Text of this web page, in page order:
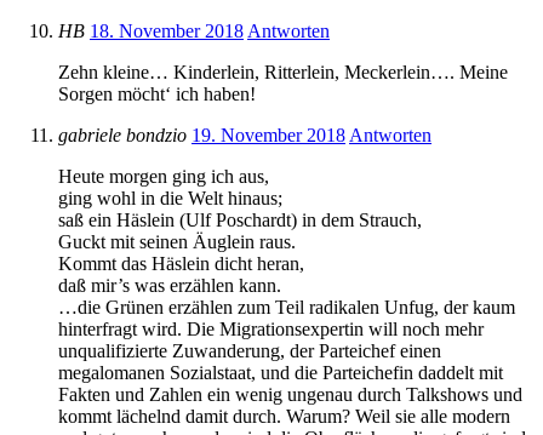
HB 18. November 2018 Antworten
Zehn kleine… Kinderlein, Ritterlein, Meckerlein…. Meine
Sorgen möcht‘ ich haben!
gabriele bondzio 19. November 2018 Antworten
Heute morgen ging ich aus,
ging wohl in die Welt hinaus;
saß ein Häslein (Ulf Poschardt) in dem Strauch,
Guckt mit seinen Äuglein raus.
Kommt das Häslein dicht heran,
daß mir’s was erzählen kann.
…die Grünen erzählen zum Teil radikalen Unfug, der kaum
hinterfragt wird. Die Migrationsexpertin will noch mehr
unqualifizierte Zuwanderung, der Parteichef einen
megalomanen Sozialstaat, und die Parteichefin daddelt mit
Fakten und Zahlen ein wenig ungenau durch Talkshows und
kommt lächelnd damit durch. Warum? Weil sie alle modern